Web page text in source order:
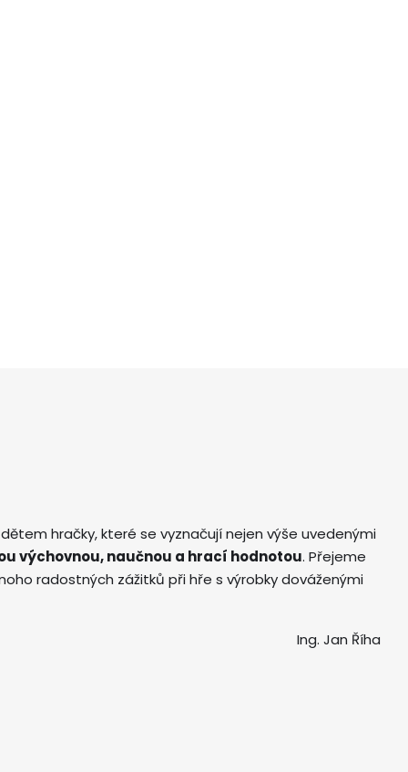
hračky, které se vyznačují nejen výše uvedenými
výchovnou, naučnou a hrací hodnotou. Přejeme
radostných zážitků při hře s výrobky dováženými
Ing. Jan Říha